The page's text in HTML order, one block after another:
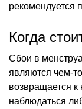
рекомендуется
Когда
Сбои в
являются чем-
возвращается к
наблюдаться